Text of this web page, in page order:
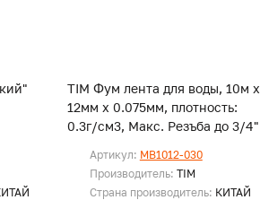
TIM Фум лента для воды, 10м х
12мм х 0.075мм, плотность:
0.3г/см3, Макс. Резъба до 3/4"
Артикул: MB1012-030
Производитель: TIM
Страна производитель: КИТАЙ